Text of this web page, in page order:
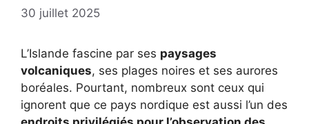
30 juillet 2025
L’Islande fascine par ses paysages
volcaniques, ses plages noires et ses aurores
boréales. Pourtant, nombreux sont ceux qui
ignorent que ce pays nordique est aussi l’un des